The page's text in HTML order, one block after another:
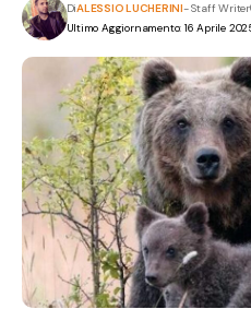
Ultimo Aggiornamento: 16 Aprile
DiALESSIO LUCHERINI- Staff Writer